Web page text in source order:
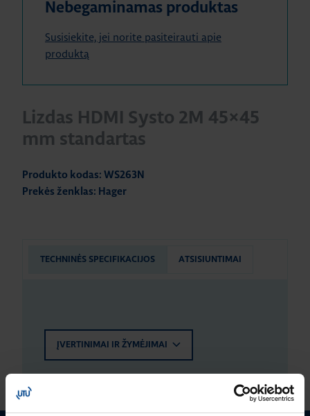
Nebegaminamas produktas
Susisiekite, jei norite pasiteirauti apie
produktą
Lizdas HDMI Systo 2M 45×45
mm standartas
Produkto kodas: WS263N
Prekės ženklas: Hager
TECHNINĖS SPECIFIKACIJOS ATSISIUNTIMAI
ĮVERTINIMAI IR ŽYMĖJIMAI